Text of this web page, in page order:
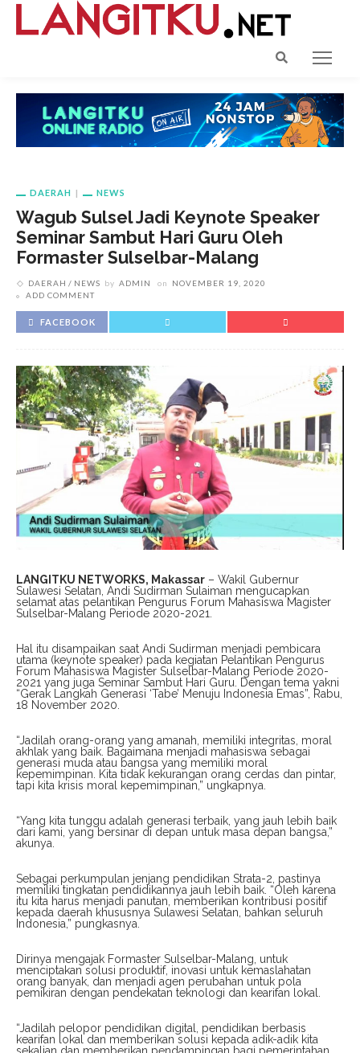
DAERAH NEWS
Wagub Sulsel Jadi Keynote Speaker
Seminar Sambut Hari Guru Oleh
Formaster Sulselbar-Malang
DAERAH NEWS by ADMIN on
NOVEMBER 19, 2020
ADD COMMENT
FACEBOOK
LANGITKU NETWORKS, Makassar – Wakil Gubernur
Sulawesi Selatan, Andi Sudirman Sulaiman mengucapkan
selamat atas pelantikan Pengurus Forum Mahasiswa Magister
Sulselbar-Malang Periode 2020-2021.
Hal itu disampaikan saat Andi Sudirman menjadi pembicara
utama (keynote speaker) pada kegiatan Pelantikan Pengurus
Forum Mahasiswa Magister Sulselbar-Malang Periode 2020-
2021 yang juga Seminar Sambut Hari Guru. Dengan tema yakni
“Gerak Langkah Generasi ‘Tabe’ Menuju Indonesia Emas”, Rabu,
18 November 2020.
“Jadilah orang-orang yang amanah, memiliki integritas, moral
akhlak yang baik. Bagaimana menjadi mahasiswa sebagai
generasi muda atau bangsa yang memiliki moral
kepemimpinan. Kita tidak kekurangan orang cerdas dan pintar,
tapi kita krisis moral kepemimpinan,” ungkapnya.
“Yang kita tunggu adalah generasi terbaik, yang jauh lebih baik
dari kami, yang bersinar di depan untuk masa depan bangsa,”
akunya.
Sebagai perkumpulan jenjang pendidikan Strata-2, pastinya
memiliki tingkatan pendidikannya jauh lebih baik. “Oleh karena
itu kita harus menjadi panutan, memberikan kontribusi positif
kepada daerah khususnya Sulawesi Selatan, bahkan seluruh
Indonesia,” pungkasnya.
Dirinya mengajak Formaster Sulselbar-Malang, untuk
menciptakan solusi produktif, inovasi untuk kemaslahatan
orang banyak, dan menjadi agen perubahan untuk pola
pemikiran dengan pendekatan teknologi dan kearifan lokal.
“Jadilah pelopor pendidikan digital, pendidikan berbasis
kearifan lokal dan memberikan solusi kepada adik-adik kita